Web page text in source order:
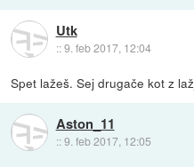
Utk
::9. feb 2017, 12:04
Spet lažeš. Sej drugače kot z
Aston_11
::9. feb 2017, 12:05